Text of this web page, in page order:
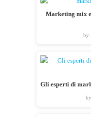
Marketing mix
by
Gli esperti di
by